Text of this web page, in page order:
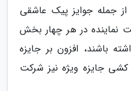
جمله جوایز پیک عاشقی
نماینده در هر چهار بخش
باشند، افزون بر جایزه
جایزه ویژه نیز شرکت